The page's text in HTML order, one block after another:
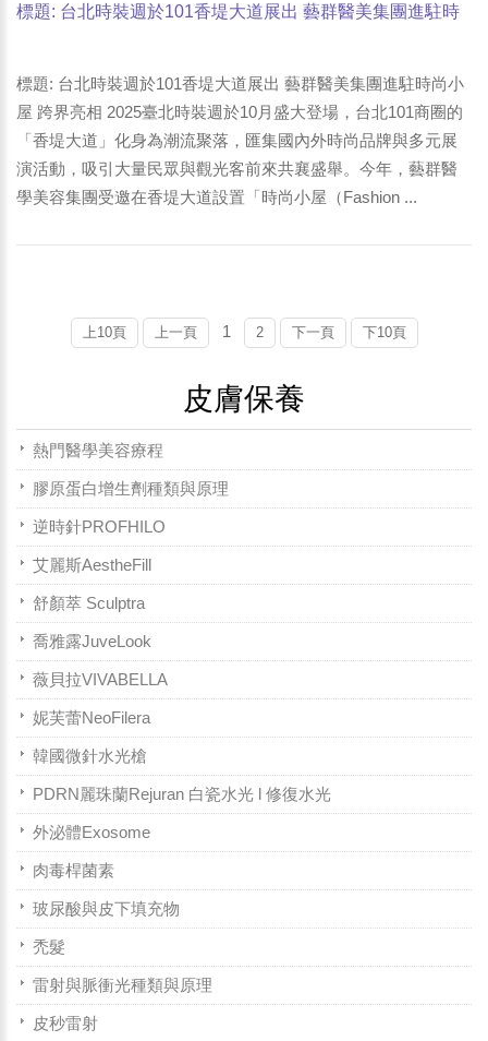
標題: 台北時裝週於101香堤大道展出 藝群醫美集團進駐時
標題: 台北時裝週於101香堤大道展出 藝群醫美集團進駐時尚小
屋 跨界亮相 2025臺北時裝週於10月盛大登場，台北101商圈的
「香堤大道」化身為潮流聚落，匯集國內外時尚品牌與多元展
演活動，吸引大量民眾與觀光客前來共襄盛舉。今年，藝群醫
學美容集團受邀在香堤大道設置「時尚小屋（Fashion ...
上10頁 上一頁 1 2 下一頁 下10頁
皮膚保養
熱門醫學美容療程
膠原蛋白增生劑種類與原理
逆時針PROFHILO
艾麗斯AestheFill
舒顏萃 Sculptra
喬雅露JuveLook
薇貝拉VIVABELLA
妮芙蕾NeoFilera
韓國微針水光槍
PDRN麗珠蘭Rejuran 白瓷水光 l 修復水光
外泌體Exosome
肉毒桿菌素
玻尿酸與皮下填充物
禿髮
雷射與脈衝光種類與原理
皮秒雷射